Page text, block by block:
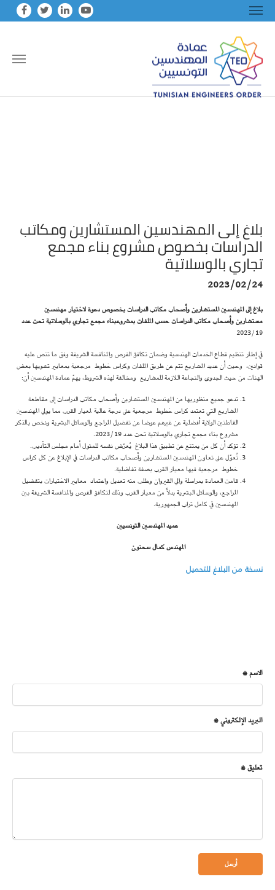
بلاغ إلى المهندسين المستشارين ومكاتب
الدراسات بخصوص مشروع بناء مجمع
تجاري بالوسلاتية
2023/02/24
بلاغ إلى المهندسين المستشارين وأصحاب مكاتب الدراسات بخصوص دعوة لاختيار مهندسين
مستشارين وأصحاب مكاتب الدراسات حسب الملفات بمشروعبناء مجمع تجاري بالوسلاتية تحت عدد
2023/19
في إطار تنظيم قطاع الخدمات الهندسية وضمان تكافؤ الفرص والمنافسة الشريفة وفق ما تنص عليه
قوانين، وحيث أن عديد المشاريع تتم عن طريق الملفات وكراس خطوط مرجعية بمعايير تشوبها بعض
الهنات من حيث الجدوى والنجاعة اللازمة للمشاريع ومخالفة لهذه الشروط، يهمّ عمادة المهندسين أن:
تدعو جميع منظوريها من المهندسين المستشارين وأصحاب مكاتب الدراسات إلى مقاطعة
المشاريع التي تعتمد كراس خطوط مرجعية على درجة عالية لمعيار القرب مما يولي المهندسين
القاطنين الولاية أفضلية عن غيرهم عوضا عن تفضيل المراجع والوسائل البشرية ونخص بالذكر
مشروع بناء مجمع تجاري بالوسلاتية تحت عدد 2023/19.
تؤكد أن كل من يمتنع عن تطبيق هذا البلاغ يُعرّض نفسه للمثول أمام مجلس التأديب.
تُعوّل على تعاون المهندسين المستشارين وأصحاب مكاتب الدراسات في الإبلاغ عن كل كراس
خطوط مرجعية فيها معيار القرب بصفة تفاضلية.
قامت العمادة بمراسلة والي القيروان وطلب منه تعديل واعتماد معايير الاختيارات بتفضيل
المراجع، والوسائل البشرية بدلاً من معيار القرب وذلك لتكافؤ الفرص والمنافسة الشريفة بين
المهندسين في كامل تراب الجمهورية.
عميد المهندسين التونسيين
المهندس كمال سحنون
نسخة من البلاغ للتحميل
الاسم *
البريد الإلكتروني *
تعليق *